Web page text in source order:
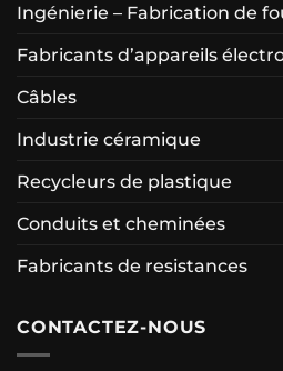
Ingénierie – Fabrication de
Fabricants d’appareils
Câbles
Industrie céramique
Recycleurs de plastique
Conduits et cheminées
Fabricants de resistances
CONTACTEZ-NOUS